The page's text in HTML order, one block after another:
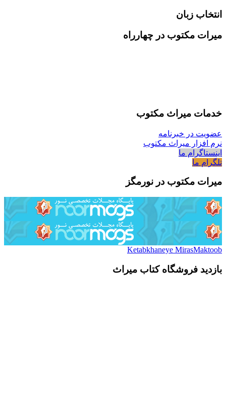
انتخاب زبان
میرات مکتوب در چهارراه
خدمات میراث مکتوب
عضویت در خبرنامه
نرم افزار میراث مکتوب
اینستاگرام ما
تلگرام ما
میرات مکتوب در نورمگز
Ketabkhaneye MirasMaktoob
بازدید فروشگاه کتاب میراث